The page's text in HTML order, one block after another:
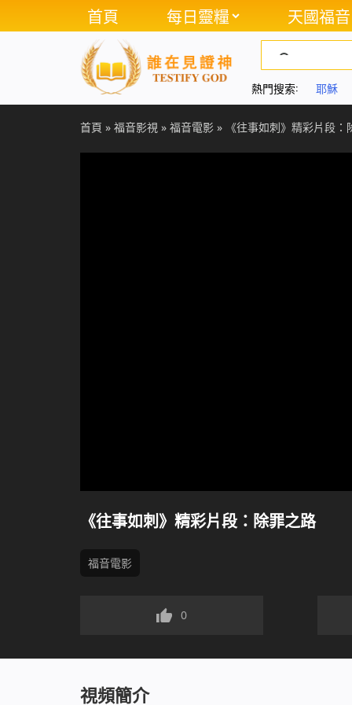
首頁 每日靈糧 天國福音
熱門搜索: 耶穌
首頁 » 福音影視 » 福音電影 » 《往事如刺》精彩片段：
《往事如刺》精彩片段：除罪之路
福音電影
0
視頻簡介